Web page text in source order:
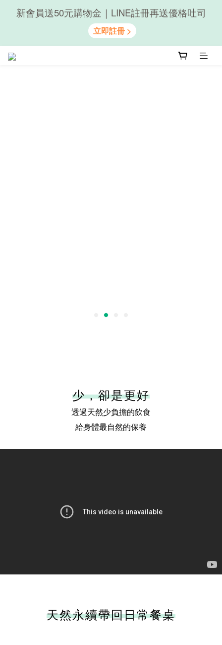
隨心享受｜貝果任選6組$899
新會員送50元購物金｜LINE註冊再送優格吐司
少，卻是更好
透過天然少負擔的飲食
給身體最自然的保養
天然永續帶回日常餐桌